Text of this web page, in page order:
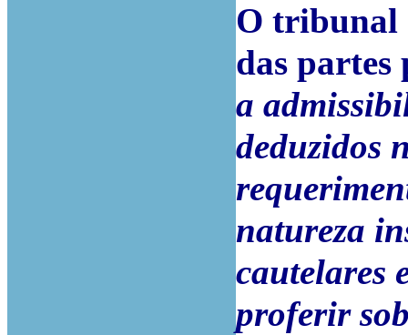
O tribunal
das partes
a
deduzidos
natureza
cautelares
proferir